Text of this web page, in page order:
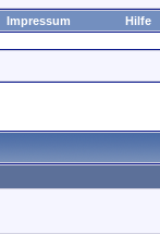
Impressum Hilfe